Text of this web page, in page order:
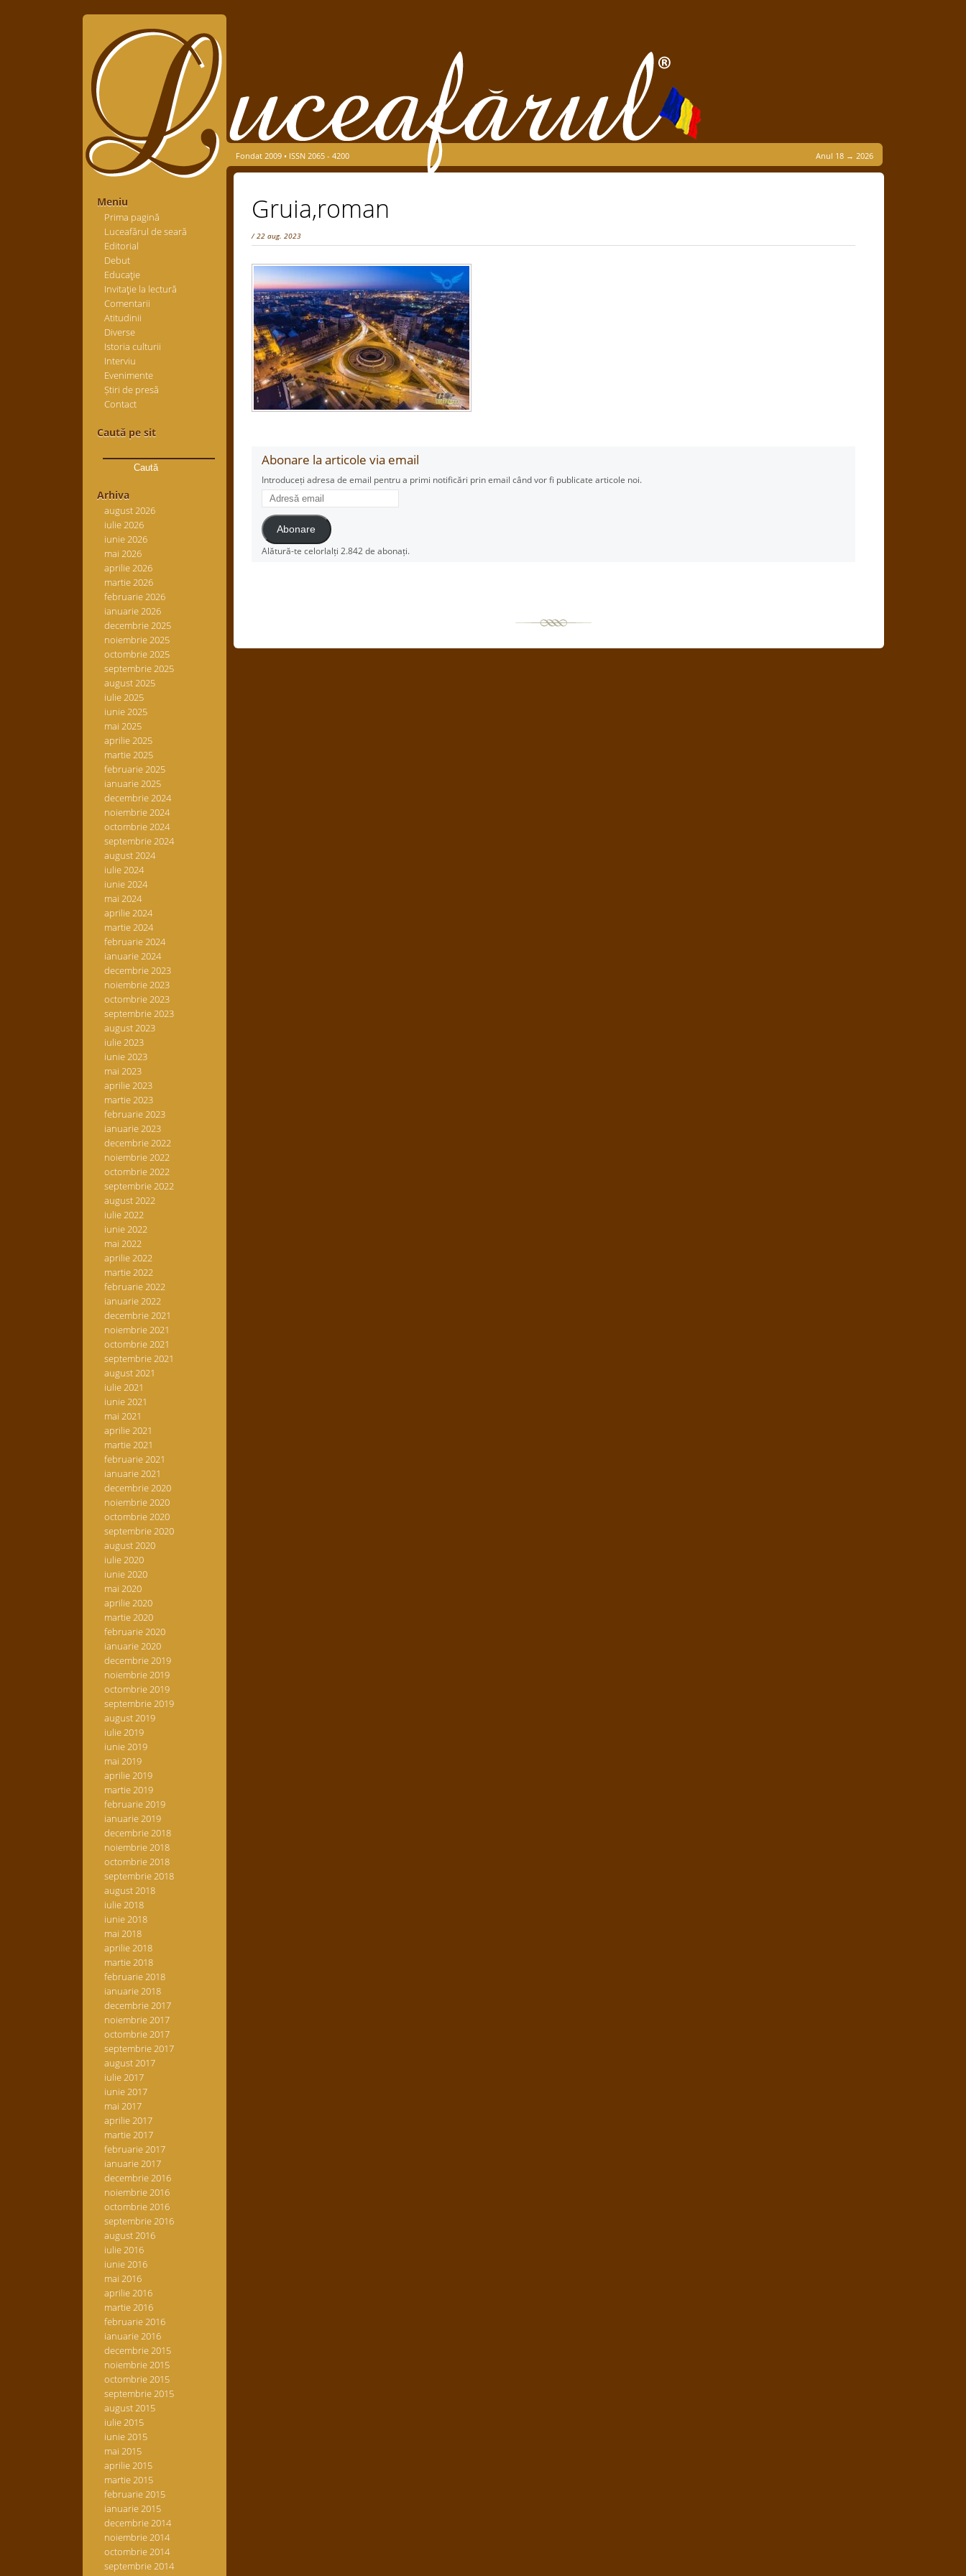
Meniu
Prima pagină
Luceafărul de seară
Editorial
Debut
Educaţie
Invitaţie la lectură
Comentarii
Atitudinii
Diverse
Istoria culturii
Interviu
Evenimente
Știri de presă
Contact
Caută pe sit
după:
Arhiva
august 2026
iulie 2026
iunie 2026
mai 2026
aprilie 2026
martie 2026
februarie 2026
ianuarie 2026
decembrie 2025
noiembrie 2025
octombrie 2025
septembrie 2025
august 2025
iulie 2025
iunie 2025
mai 2025
aprilie 2025
martie 2025
februarie 2025
ianuarie 2025
decembrie 2024
noiembrie 2024
octombrie 2024
septembrie 2024
august 2024
iulie 2024
iunie 2024
mai 2024
aprilie 2024
martie 2024
februarie 2024
ianuarie 2024
decembrie 2023
noiembrie 2023
octombrie 2023
septembrie 2023
august 2023
iulie 2023
iunie 2023
mai 2023
aprilie 2023
martie 2023
februarie 2023
ianuarie 2023
decembrie 2022
noiembrie 2022
octombrie 2022
septembrie 2022
august 2022
iulie 2022
iunie 2022
mai 2022
aprilie 2022
martie 2022
februarie 2022
ianuarie 2022
decembrie 2021
noiembrie 2021
octombrie 2021
septembrie 2021
august 2021
iulie 2021
iunie 2021
mai 2021
aprilie 2021
martie 2021
februarie 2021
ianuarie 2021
decembrie 2020
noiembrie 2020
octombrie 2020
septembrie 2020
august 2020
iulie 2020
iunie 2020
mai 2020
aprilie 2020
martie 2020
februarie 2020
ianuarie 2020
decembrie 2019
noiembrie 2019
octombrie 2019
septembrie 2019
august 2019
iulie 2019
iunie 2019
mai 2019
aprilie 2019
martie 2019
februarie 2019
ianuarie 2019
decembrie 2018
noiembrie 2018
octombrie 2018
septembrie 2018
august 2018
iulie 2018
iunie 2018
mai 2018
aprilie 2018
martie 2018
februarie 2018
ianuarie 2018
decembrie 2017
noiembrie 2017
octombrie 2017
septembrie 2017
august 2017
iulie 2017
iunie 2017
mai 2017
aprilie 2017
martie 2017
februarie 2017
ianuarie 2017
decembrie 2016
noiembrie 2016
octombrie 2016
septembrie 2016
august 2016
iulie 2016
iunie 2016
mai 2016
aprilie 2016
martie 2016
februarie 2016
ianuarie 2016
decembrie 2015
noiembrie 2015
octombrie 2015
septembrie 2015
august 2015
iulie 2015
iunie 2015
mai 2015
aprilie 2015
martie 2015
februarie 2015
ianuarie 2015
decembrie 2014
noiembrie 2014
octombrie 2014
septembrie 2014
Fondat 2009 • ISSN 2065 - 4200 Anul 18 → 2026
Gruia,roman
/ 22 aug. 2023
Abonare la articole via email
Introduceți adresa de email pentru a primi notificări prin email când vor fi publicate articole noi.
Adresă
email
Abonare
Alătură-te celorlalți 2.842 de abonați.